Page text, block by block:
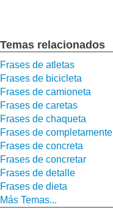
Temas relacionados
Frases de atletas
Frases de bicicleta
Frases de camioneta
Frases de caretas
Frases de chaqueta
Frases de completamente
Frases de concreta
Frases de concretar
Frases de detalle
Frases de dieta
Más Temas...